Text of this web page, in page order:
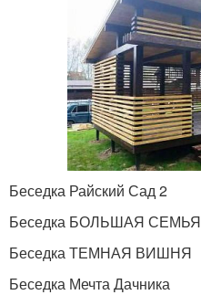
Беседка Райский Сад 2
Беседка БОЛЬШАЯ СЕМЬЯ
Беседка ТЕМНАЯ ВИШНЯ
Беседка Мечта Дачника